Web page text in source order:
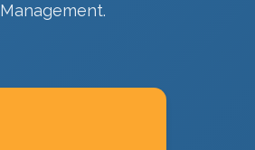
Management.